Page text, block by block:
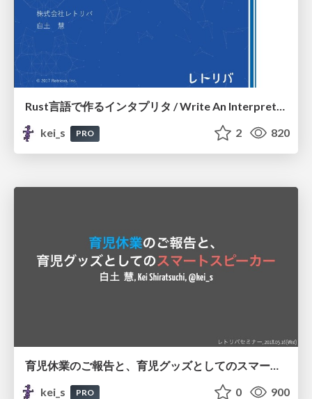
Rust言語で作るインタプリタ / Write An Interpreter In Rust
kei_s
PRO 2 820
育児休業のご報告と、育児グッズとしてのスマートスピーカー / Parental Leave and SmartSpeaker
kei_s
PRO 0 900